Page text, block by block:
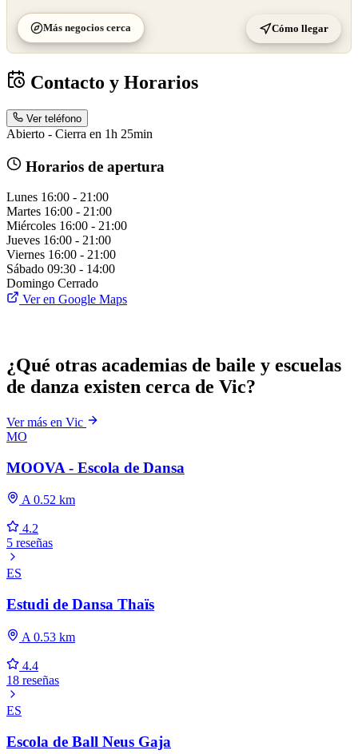
Más negocios cerca Cómo llegar
Contacto y Horarios
Ver teléfono
Abierto - Cierra en 1h 25min
Horarios de apertura
Lunes 16:00 - 21:00
Martes 16:00 - 21:00
Miércoles 16:00 - 21:00
Jueves 16:00 - 21:00
Viernes 16:00 - 21:00
Sábado 09:30 - 14:00
Domingo Cerrado
Ver en Google Maps
¿Qué otras academias de baile y escuelas
de danza existen cerca de Vic?
Ver más en Vic
MO
MOOVA - Escola de Dansa
A 0.52 km
4.2
5 reseñas
ES
Estudi de Dansa Thaïs
A 0.53 km
4.4
18 reseñas
ES
Escola de Ball Neus Gaja